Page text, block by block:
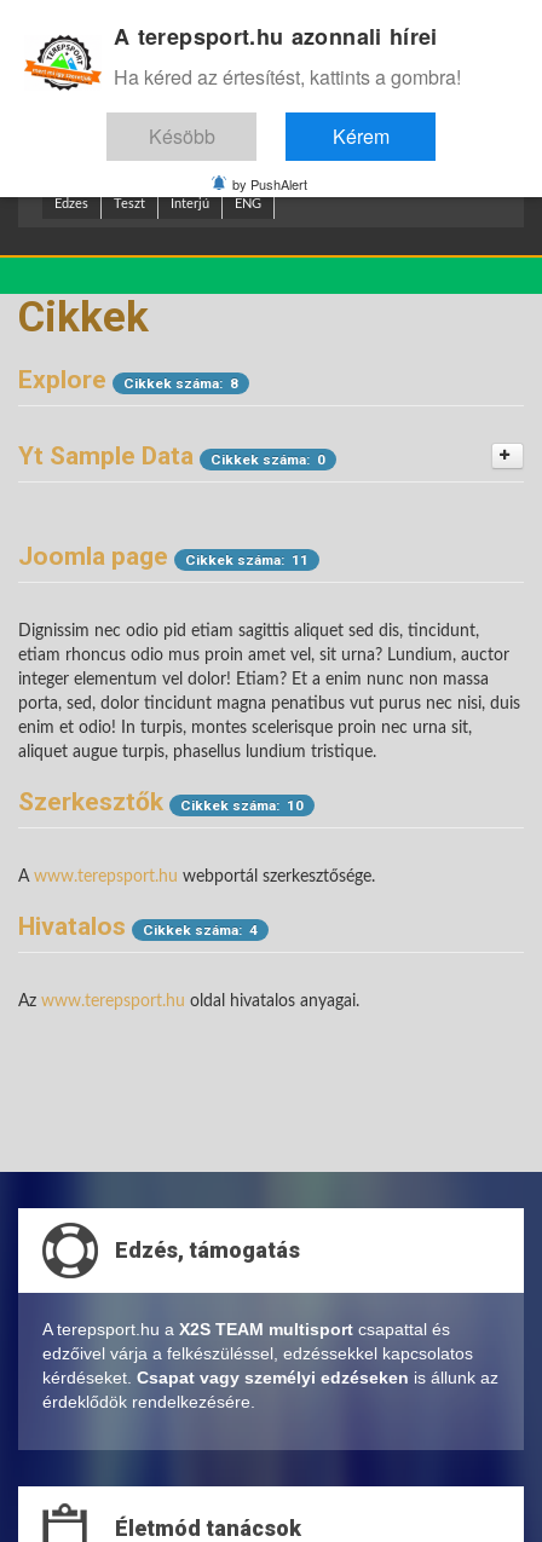
Edzes Teszt Interjú ENG
Cikkek
Explore Cikkek száma: 8
Yt Sample Data Cikkek száma: 0
Content Category 3 Cikkek száma: 1
Joomla page Cikkek száma: 11
Dignissim nec odio pid etiam sagittis aliquet sed dis, tincidunt,
etiam rhoncus odio mus proin amet vel, sit urna? Lundium, auctor
integer elementum vel dolor! Etiam? Et a enim nunc non massa
porta, sed, dolor tincidunt magna penatibus vut purus nec nisi, duis
enim et odio! In turpis, montes scelerisque proin nec urna sit,
aliquet augue turpis, phasellus lundium tristique.
Szerkesztők Cikkek száma: 10
A www.terepsport.hu webportál szerkesztősége.
Hivatalos Cikkek száma: 4
Az www.terepsport.hu oldal hivatalos anyagai.
Edzés, támogatás
A terepsport.hu a X2S TEAM multisport csapattal és
edzőivel várja a felkészüléssel, edzéssekkel kapcsolatos
kérdéseket. Csapat vagy személyi edzéseken is állunk az
érdeklődök rendelkezésére.
Életmód tanácsok
A terepsport.hu azonnali hírei
Ha kéred az értesítést, kattints a gombra!
Késöbb Kérem
by PushAlert